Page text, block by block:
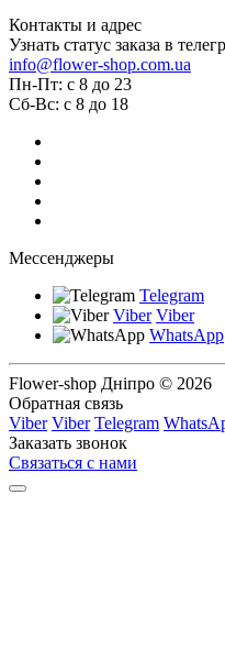
Контакты и адрес
Узнать статус заказа в
info@flower-shop.com.ua
Пн-Пт: с 8 до 23
Сб-Вс: с 8 до 18
Мессенджеры
Telegram
Viber Viber
WhatsApp
Flower-shop Дніпро © 2026
Обратная связь
Viber Viber Telegram
Заказать звонок
Связаться с нами